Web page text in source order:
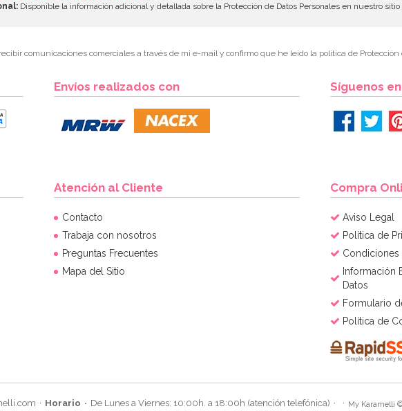
Disponible la información adicional y detallada sobre la Protección de Datos Personales en nuestro
comunicaciones comerciales a través de mi e-mail y confirmo que he leído la política de Protección
Envíos realizados con Síguenos en
Atención al Cliente
Contacto
Trabaja con nosotros
Preguntas Frecuentes
Mapa del Sitio
Compra
Aviso Legal
Política de
Información
Datos
Formulario
Política de
Horario De Lunes a Viernes: 10:00h. a 18:00h (atención telefónica) My Karamelli